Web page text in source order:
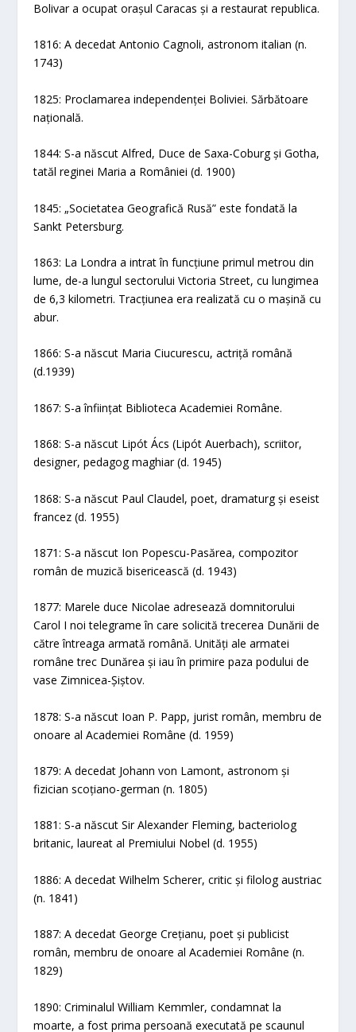
Bolivar a ocupat orașul Caracas și a restaurat republica.
1816: A decedat Antonio Cagnoli, astronom italian (n.
1743)
1825: Proclamarea independenței Boliviei. Sărbătoare
națională.
1844: S-a născut Alfred, Duce de Saxa-Coburg și Gotha,
tatăl reginei Maria a României (d. 1900)
1845: „Societatea Geografică Rusă” este fondată la
Sankt Petersburg.
1863: La Londra a intrat în funcțiune primul metrou din
lume, de-a lungul sectorului Victoria Street, cu lungimea
de 6,3 kilometri. Tracțiunea era realizată cu o mașină cu
abur.
1866: S-a născut Maria Ciucurescu, actriță română
(d.1939)
1867: S-a înființat Biblioteca Academiei Române.
1868: S-a născut Lipót Ács (Lipót Auerbach), scriitor,
designer, pedagog maghiar (d. 1945)
1868: S-a născut Paul Claudel, poet, dramaturg și eseist
francez (d. 1955)
1871: S-a născut Ion Popescu-Pasărea, compozitor
român de muzică bisericească (d. 1943)
1877: Marele duce Nicolae adresează domnitorului
Carol I noi telegrame în care solicită trecerea Dunării de
către întreaga armată română. Unități ale armatei
române trec Dunărea și iau în primire paza podului de
vase Zimnicea-Șiștov.
1878: S-a născut Ioan P. Papp, jurist român, membru de
onoare al Academiei Române (d. 1959)
1879: A decedat Johann von Lamont, astronom și
fizician scoțiano-german (n. 1805)
1881: S-a născut Sir Alexander Fleming, bacteriolog
britanic, laureat al Premiului Nobel (d. 1955)
1886: A decedat Wilhelm Scherer, critic și filolog austriac
(n. 1841)
1887: A decedat George Crețianu, poet și publicist
român, membru de onoare al Academiei Române (n.
1829)
1890: Criminalul William Kemmler, condamnat la
moarte, a fost prima persoană executată pe scaunul